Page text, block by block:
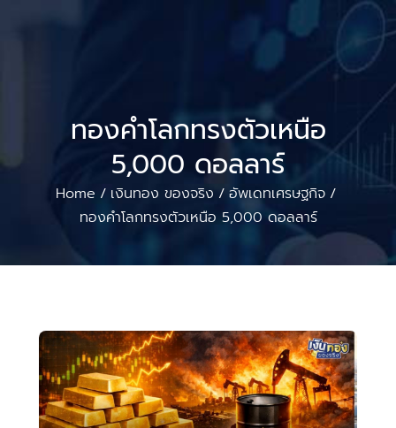
ทองคำโลกทรงตัวเหนือ
5,000 ดอลลาร์
Home / เงินทอง ของจริง / อัพเดทเศรษฐกิจ /
ทองคำโลกทรงตัวเหนือ 5,000 ดอลลาร์